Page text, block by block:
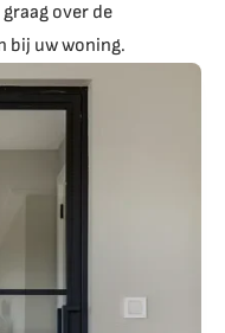
over de
bij uw woning.